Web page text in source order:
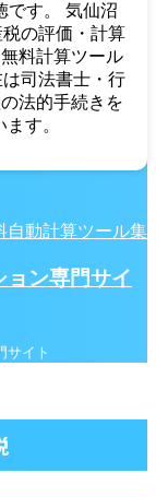
です。 気仙沼
の評価・計算
料計算ツール
司法書士・行
法的手続きを
す。
自動計算ツール集
ョン専門サイ
サイト